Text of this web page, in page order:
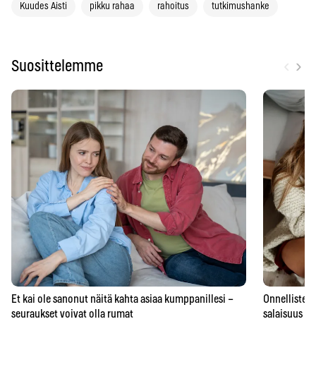
Kuudes Aisti pikku rahaa rahoitus tutkimushanke
Suosittelemme ›
Et kai ole sanonut näitä kahta asiaa kumppanillesi –
seuraukset voivat olla rumat
Onnellisten
salaisuus –